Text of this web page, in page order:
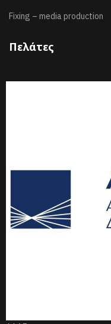
Fixing – media production
Πελάτες